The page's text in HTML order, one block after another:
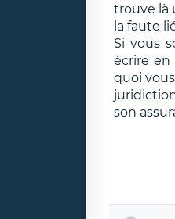
trouve là
la faute
Si vous
écrire en
quoi
son